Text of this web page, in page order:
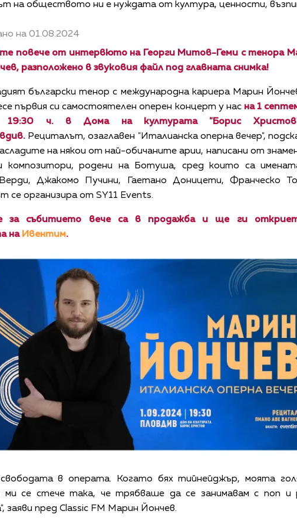
на обществото ни е нуждата от култура, ценности,
на 01.08.2024
повече от интервюто на Георги Митов-Геми с тенора
разположено в звуковия файл под главната снимка!
български тенор с международна кариера Марин
първия си самостоятелен оперен концерт у нас на 1
19:30 ч. в Дома на културата "Борис
Рециталът, озаглавен "Италианска оперна вечер",
на някои от най-обичаните арии, написани от
композитори, родени на Ботуша, сред които са
Джакомо Пучини, Гаетано Доницети, Франческо
се организира от SY11 Events.
за събитието вече са в продажба и ще ги
на Ивентим.
в операта. Когато бях тийнейджър, моята
се стече така, че трябваше да се занимавам с поп и
заяви пред Classic FM Марин Йончев.